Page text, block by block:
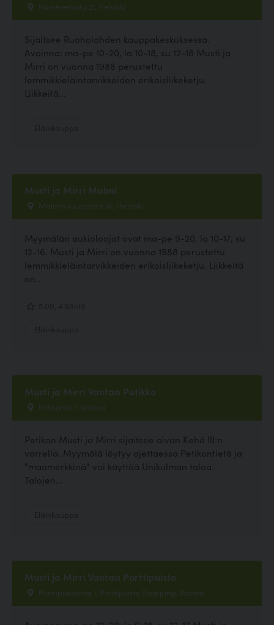
Itämerenkatu 21, Helsinki
Sijaitsee Ruoholahden kauppakeskuksessa.
Avoinna: ma-pe 10-20, la 10-18, su 12-18 Musti ja
Mirri on vuonna 1988 perustettu
lemmikkieläintarvikkeiden erikoisliikeketju.
Liikkeitä...
Musti ja Mirri Malmi
Malmin kauppatie 18, Helsinki
Myymälän aukioloajat ovat ma-pe 9-20, la 10-17, su
12-16. Musti ja Mirri on vuonna 1988 perustettu
lemmikkieläintarvikkeiden erikoisliikeketju. Liikkeitä
on...
Musti ja Mirri Vantaa Petikko
Petikontie 1, Vantaa
Petikon Musti ja Mirri sijaitsee aivan Kehä III:n
varrella. Myymälä löytyy ajettaessa Petikontietä ja
"maamerkkinä" voi käyttää Unikulman taloa.
Talojen...
Musti ja Mirri Vantaa Porttipuisto
Porttipuistontie 1, Porttipuisto Shopping, Vantaa